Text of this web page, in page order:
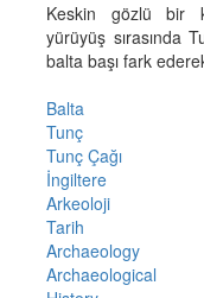
Keskin gözlü bir
yürüyüş sırasında
balta başı fark
Balta
Tunç
Tunç Çağı
İngiltere
Arkeoloji
Tarih
Archaeology
Archaeological